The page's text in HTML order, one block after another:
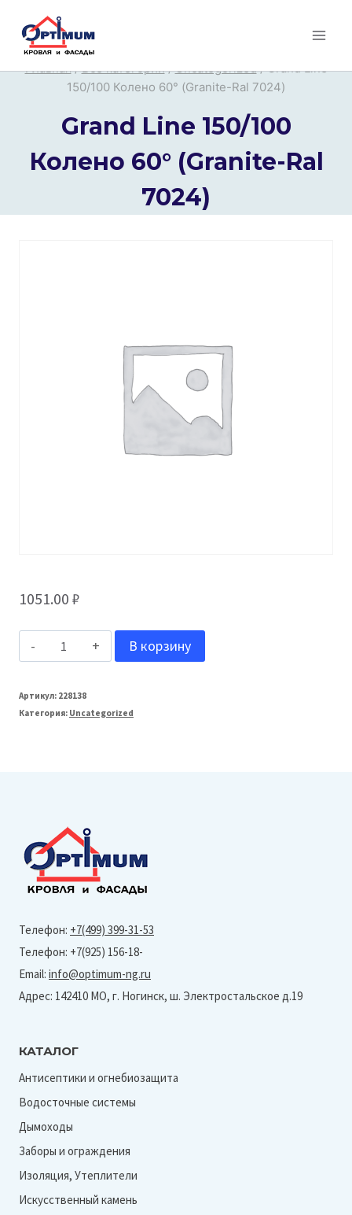
Перейти
Главная / Все категории / Uncategorized / Grand Line
150/100 Колено 60° (Granite-Ral 7024)
Grand Line 150/100
Колено 60° (Granite-Ral
7024)
1051.00 ₽
Количество
Grand
Line
Ral
7024)
В корзину
Артикул: 228138
Категория: Uncategorized
Телефон: +7(499) 399-31-53
Телефон: +7(925) 156-18-
Email: info@optimum-ng.ru
Адрес: 142410 МО, г. Ногинск, ш. Электростальское д.19
КАТАЛОГ
Антисептики и огнебиозащита
Водосточные системы
Дымоходы
Заборы и ограждения
Изоляция, Утеплители
Искусственный камень